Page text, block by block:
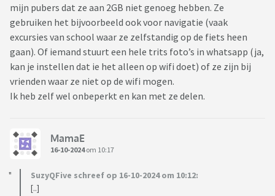
mijn pubers dat ze aan 2GB niet genoeg hebben. Ze
gebruiken het bijvoorbeeld ook voor navigatie (vaak
excursies van school waar ze zelfstandig op de fiets heen
gaan). Of iemand stuurt een hele trits foto’s in whatsapp (ja,
kan je instellen dat ie het alleen op wifi doet) of ze zijn bij
vrienden waar ze niet op de wifi mogen.
Ik heb zelf wel onbeperkt en kan met ze delen.
MamaE
16-10-2024om 10:17
SuzyQFive schreef op 16-10-2024 om 10:12:
[..]